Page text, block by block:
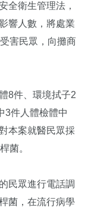
全衛生管理法，
響人數，將處業
害民眾，向攤商
8件、環境拭子2
3件人體檢體中
本案就醫民眾採
菌。
民眾進行電話調
菌，在流行病學